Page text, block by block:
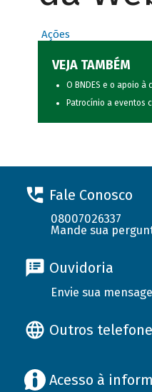
Ações
VEJA TAMBÉM
O BNDES e o apoio à
Patrocínio a eventos
Fale Conosco
08007026337
Mande sua
Ouvidoria
Envie sua
Outros
Acesso à